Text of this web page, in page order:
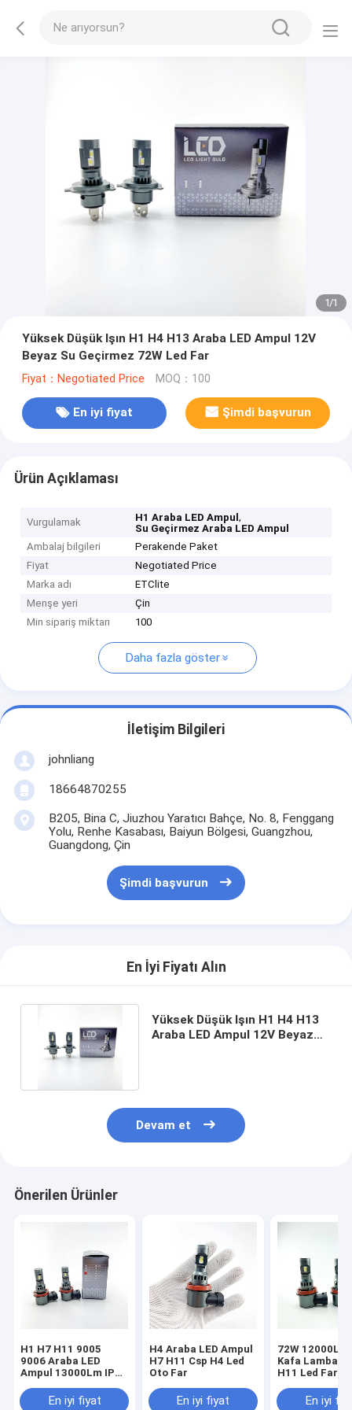
1/1
Yüksek Düşük Işın H1 H4 H13 Araba LED Ampul 12V
Beyaz Su Geçirmez 72W Led Far
Fiyat：Negotiated Price MOQ：100
En iyi fiyat Şimdi başvurun
Ürün Açıklaması
Vurgulamak H1 Araba LED Ampul,
Su Geçirmez Araba LED Ampul
Ambalaj bilgileri
Perakende Paket
Fiyat
Negotiated Price
Marka adı
ETClite
Menşe yeri
Çin
Min sipariş miktarı
100
Daha fazla göster
İletişim Bilgileri
johnliang
18664870255
B205, Bina C, Jiuzhou Yaratıcı Bahçe, No. 8, Fenggang
Yolu, Renhe Kasabası, Baiyun Bölgesi, Guangzhou,
Guangdong, Çin
Şimdi başvurun
En İyi Fiyatı Alın
Yüksek Düşük Işın H1 H4 H13
Araba LED Ampul 12V Beyaz
Devam et
Önerilen Ürünler
H1 H7 H11 9005
9006 Araba LED
Ampul 13000Lm IP68
En iyi fiyat
H4 Araba LED Ampul
H7 H11 Csp H4 Led
Oto Far
En iyi fiyat
72W
Kafa Lambası
H11 Led Far
En iyi